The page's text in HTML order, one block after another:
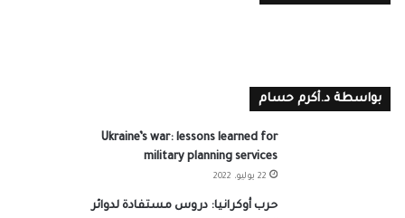
بواسطة د.أكرم حسام
Ukraine’s war: lessons learned for
military planning services
22 يوليو، 2022
حرب أوكرانيا: دروس مستفادة لدوائر